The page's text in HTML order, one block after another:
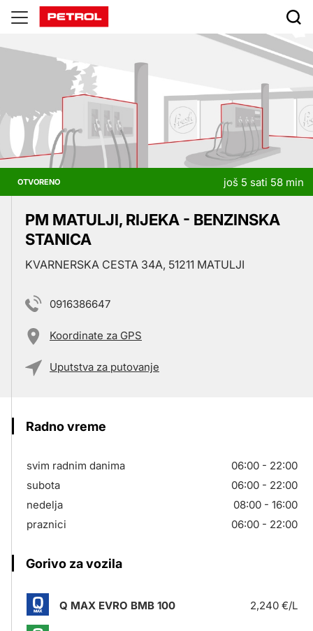
Prodajna
mesta
OTVORENO još 5 sati 58 min
PM MATULJI, RIJEKA - BENZINSKA
STANICA
KVARNERSKA CESTA 34A, 51211 MATULJI
0916386647
Koordinate za GPS
Uputstva za putovanje
Radno vreme
svim radnim danima
06:00 - 22:00
subota
06:00 - 22:00
nedelja
08:00 - 16:00
praznici
06:00 - 22:00
Gorivo za vozila
Q MAX EVRO BMB 100 2,240 €/L